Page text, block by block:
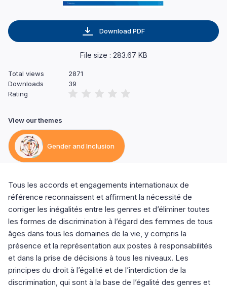
Tous les accords et engagements internationaux de
référence reconnaissent et affirment la nécessité de
corriger les inégalités entre les genres et d’éliminer toutes
les formes de discrimination à l’égard des femmes de tous
âges dans tous les domaines de la vie, y compris la
présence et la représentation aux postes à responsabilités
et dans la prise de décisions à tous les niveaux. Les
principes du droit à l’égalité et de l’interdiction de la
discrimination, qui sont à la base de l’égalité des genres et
Download PDF
File size : 283.67 KB
Total views
2871
Downloads
39
Rating
View our themes
Gender and Inclusion